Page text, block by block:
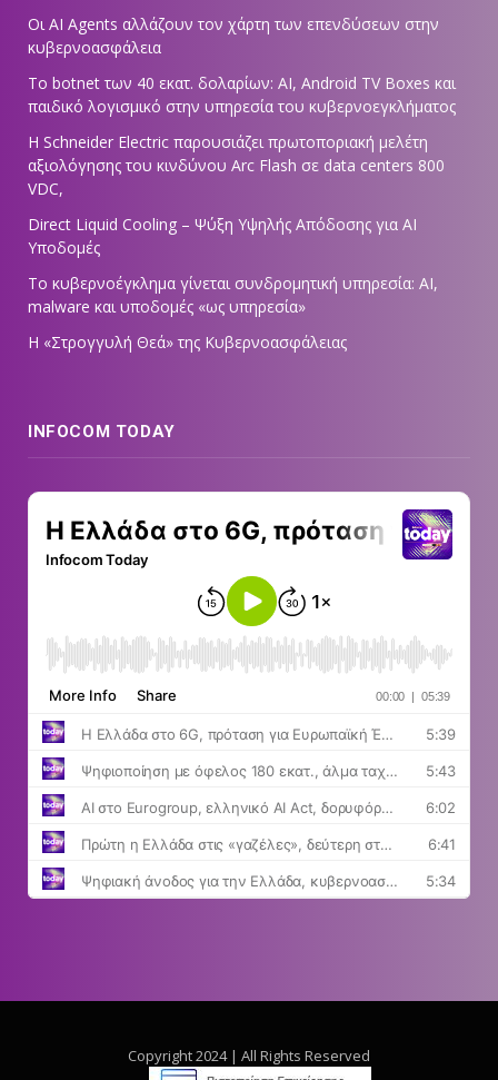
Οι AI Agents αλλάζουν τον χάρτη των επενδύσεων στην
κυβερνοασφάλεια
Το botnet των 40 εκατ. δολαρίων: AI, Android TV Boxes και
παιδικό λογισμικό στην υπηρεσία του κυβερνοεγκλήματος
Η Schneider Electric παρουσιάζει πρωτοποριακή μελέτη
αξιολόγησης του κινδύνου Arc Flash σε data centers 800
VDC,
Direct Liquid Cooling – Ψύξη Υψηλής Απόδοσης για AI
Υποδομές
Το κυβερνοέγκλημα γίνεται συνδρομητική υπηρεσία: AI,
malware και υποδομές «ως υπηρεσία»
Η «Στρογγυλή Θεά» της Κυβερνοασφάλειας
INFOCOM TODAY
Copyright 2024 | All Rights Reserved